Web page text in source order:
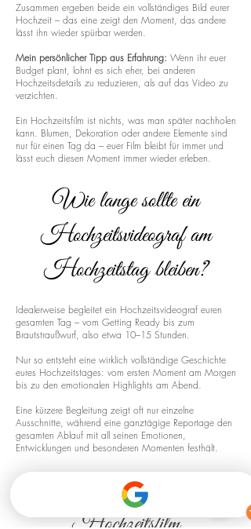
Zusammen ergeben beide ein vollständiges Bild eurer
Hochzeit – das eine zeigt den Moment, das andere
lässt ihn wieder spürbar werden.
Mein persönlicher Tipp aus Erfahrung: Wenn ihr euer
Budget plant, lohnt es sich eher, bei anderen
Hochzeitsdetails zu reduzieren, als auf das Video zu
verzichten.
Ein Hochzeitsfilm ist nichts, was man später nachholen
kann. Blumen, Dekoration oder andere Elemente sind
nur für einen Tag da – euer Film bleibt für immer und
lässt euch diesen Moment immer wieder erleben.
Wie lange sollte ein
Hochzeitsvideograf am
Hochzeitstag bleiben?
Idealerweise begleitet ein Hochzeitsvideograf euren
gesamten Tag – vom Getting Ready bis zum
Brautstraußwurf, also etwa 10–15 Stunden.
Nur so entsteht eine wirklich vollständige Geschichte
eures Hochzeitstages: vom ersten Moment am Morgen
bis zu den emotionalen Highlights am Abend.
Eine kürzere Begleitung zeigt oft nur einzelne
Ausschnitte, während eine ganztägige Reportage den
gesamten Ablauf mit all seinen Emotionen,
Entwicklungen und besonderen Momenten festhält.
Drohnenaufnahmen für euren